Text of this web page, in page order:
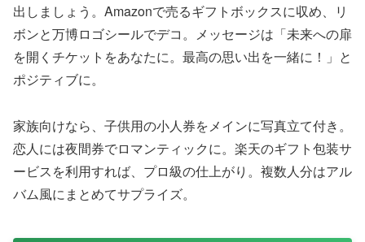
出しましょう。Amazonで売るギフトボックスに収め、リ
ボンと万博ロゴシールでデコ。メッセージは「未来への扉
を開くチケットをあなたに。最高の思い出を一緒に！」と
ポジティブに。
家族向けなら、子供用の小人券をメインに写真立て付き。
恋人には夜間券でロマンティックに。楽天のギフト包装サ
ービスを利用すれば、プロ級の仕上がり。複数人分はアル
バム風にまとめてサプライズ。